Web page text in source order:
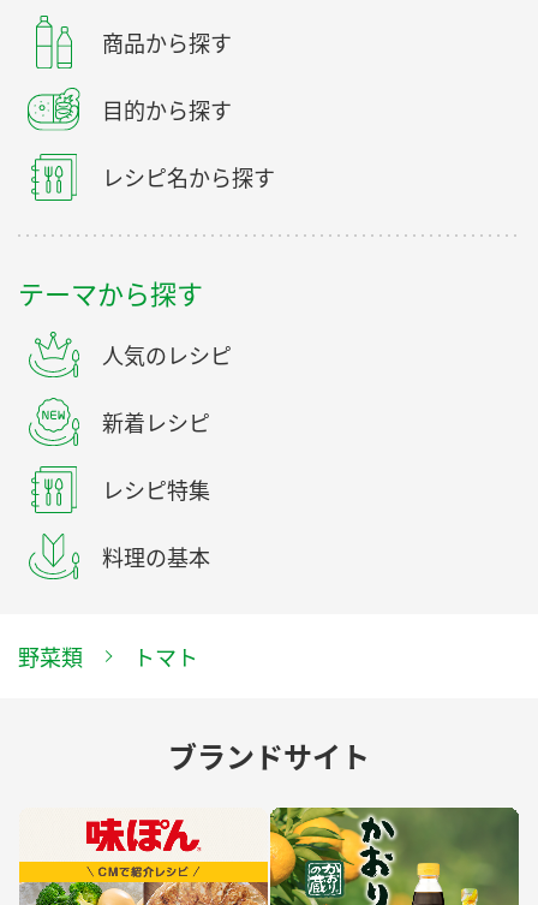
商品から探す
目的から探す
レシピ名から探す
テーマから探す
人気のレシピ
新着レシピ
レシピ特集
料理の基本
野菜類 トマト
ブランドサイト